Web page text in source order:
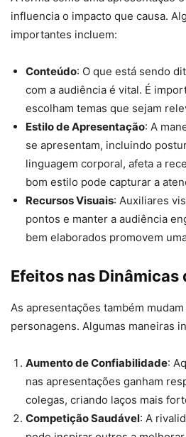
influencia o impacto que causa.
importantes incluem:
Conteúdo: O que está sendo
com a audiência é vital. É
escolham temas que sejam
Estilo de Apresentação: A
se apresentam, incluindo
linguagem corporal, afeta a
bom estilo pode capturar a
Recursos Visuais: Auxiliares
pontos e manter a audiência
bem elaborados promovem
Efeitos nas Dinâmicas
As apresentações também
personagens. Algumas maneiras
Aumento de Confiabilidade:
nas apresentações ganham
colegas, criando laços mais
Competição Saudável: A